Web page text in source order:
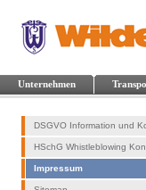
Unternehmen
DSGVO Information und
HSchG Whistleblowing
Impressum